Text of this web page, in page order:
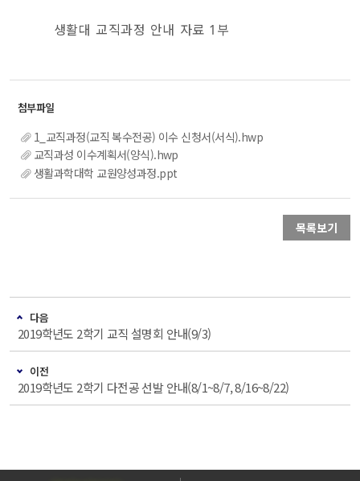
생활대 교직과정 안내 자료 1부
1_교직과정(교직 복수전공) 이수 신청서(서식).hwp
교직과성 이수계획서(양식).hwp
생활과학대학 교원양성과정.ppt
목록보기
다음
2019학년도 2학기 교직 설명회 안내(9/3)
이전
2019학년도 2학기 다전공 선발 안내(8/1~8/7, 8/16~8/22)